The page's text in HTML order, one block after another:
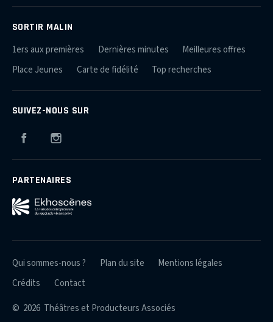
SORTIR MALIN
1ers aux premières Dernières minutes
Meilleures offres
Place Jeunes
Carte de fidélité Top recherches
SUIVEZ-NOUS SUR
Facebook
PARTENAIRES
© 2026 Théâtres et Producteurs Associés
Qui sommes-nous ? Plan du site
Mentions légales
Crédits
Contact